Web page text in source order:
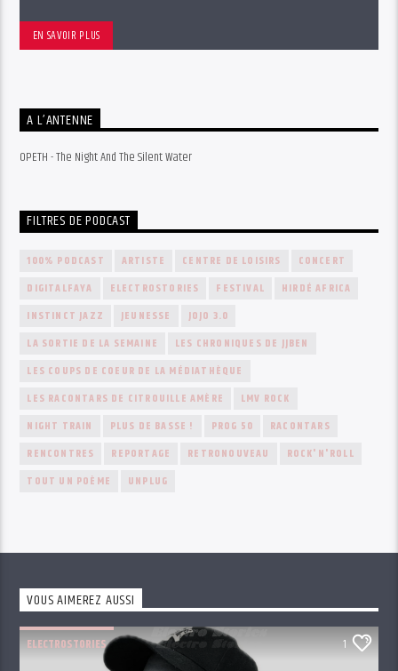
EN SAVOIR PLUS
A L’ANTENNE
OPETH - The Night And The Silent Water
FILTRES DE PODCAST
100% PODCAST ARTISTE CENTRE DE LOISIRS
CONCERT
DIGITALFAYA
ELECTROSTORIES FESTIVAL
HIRDÉ AFRICA
INSTINCT JAZZ
JEUNESSE
JOJO 3.0
LA SORTIE DE LA SEMAINE
LES CHRONIQUES DE JJBEN
LES COUPS DE COEUR DE LA MÉDIATHÈQUE
LES RACONTARS DE CITROUILLE AMÈRE
LMV ROCK
NIGHT TRAIN
PLUS DE BASSE ! PROG 50
RACONTARS
RENCONTRES
REPORTAGE RETRONOUVEAU
ROCK'N'ROLL
TOUT UN POÈME
UNPLUG
VOUS AIMEREZ AUSSI
ELECTROSTORIES 1